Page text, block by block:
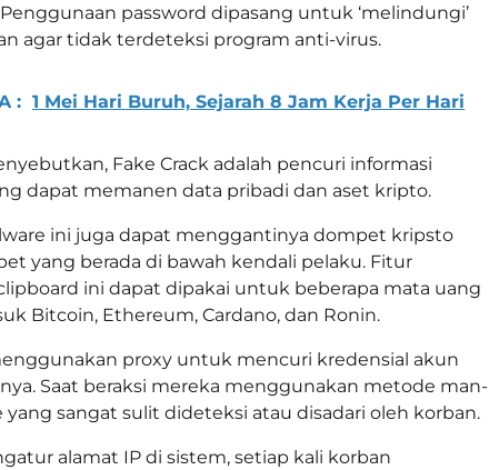
Penggunaan password dipasang untuk ‘melindungi’
agar tidak terdeteksi program anti-virus.
: 1 Mei Hari Buruh, Sejarah 8 Jam Kerja Per Hari
Fake Crack adalah pencuri informasi
dapat memanen data pribadi dan aset kripto.
ini juga dapat menggantinya dompet kripsto
yang berada di bawah kendali pelaku. Fitur
ini dapat dipakai untuk beberapa mata uang
Bitcoin, Ethereum, Cardano, dan Ronin.
proxy untuk mencuri kredensial akun
Saat beraksi mereka menggunakan metode man-
sangat sulit dideteksi atau disadari oleh korban.
alamat IP di sistem, setiap kali korban